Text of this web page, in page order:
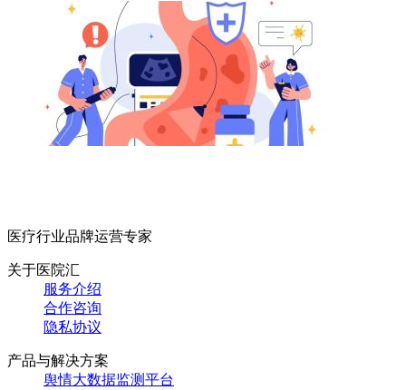
医疗行业品牌运营专家
关于医院汇
服务介绍
合作咨询
隐私协议
产品与解决方案
舆情大数据监测平台